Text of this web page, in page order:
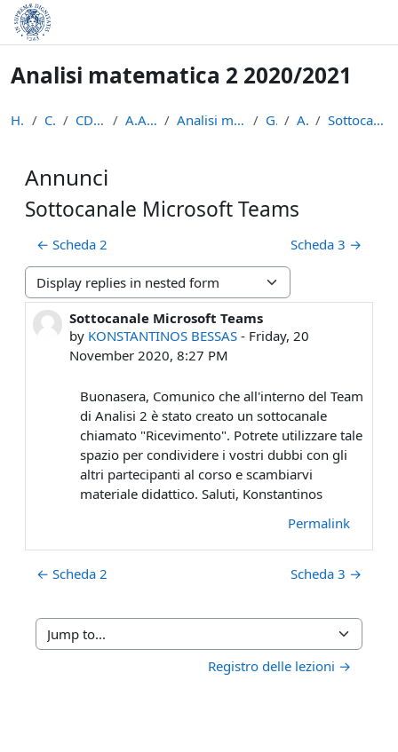
Skip to main content
Analisi matematica 2 2020/2021
Home Courses CDL Matematica A.A. 2020 - 2021 Analisi matematica 2 2020/2021 General Annunci Sottocanale Microsoft Teams
Annunci
Sottocanale Microsoft Teams
← Scheda 2 Scheda 3 →
Display mode
Sottocanale Microsoft Teams
by KONSTANTINOS BESSAS - Friday, 20
November 2020, 8:27 PM
Number of replies: 0
Buonasera, Comunico che all'interno del Team
di Analisi 2 è stato creato un sottocanale
chiamato "Ricevimento". Potrete utilizzare tale
spazio per condividere i vostri dubbi con gli
altri partecipanti al corso e scambiarvi
materiale didattico. Saluti, Konstantinos
Permalink
← Scheda 2 Scheda 3 →
Jump to...
Registro delle lezioni →